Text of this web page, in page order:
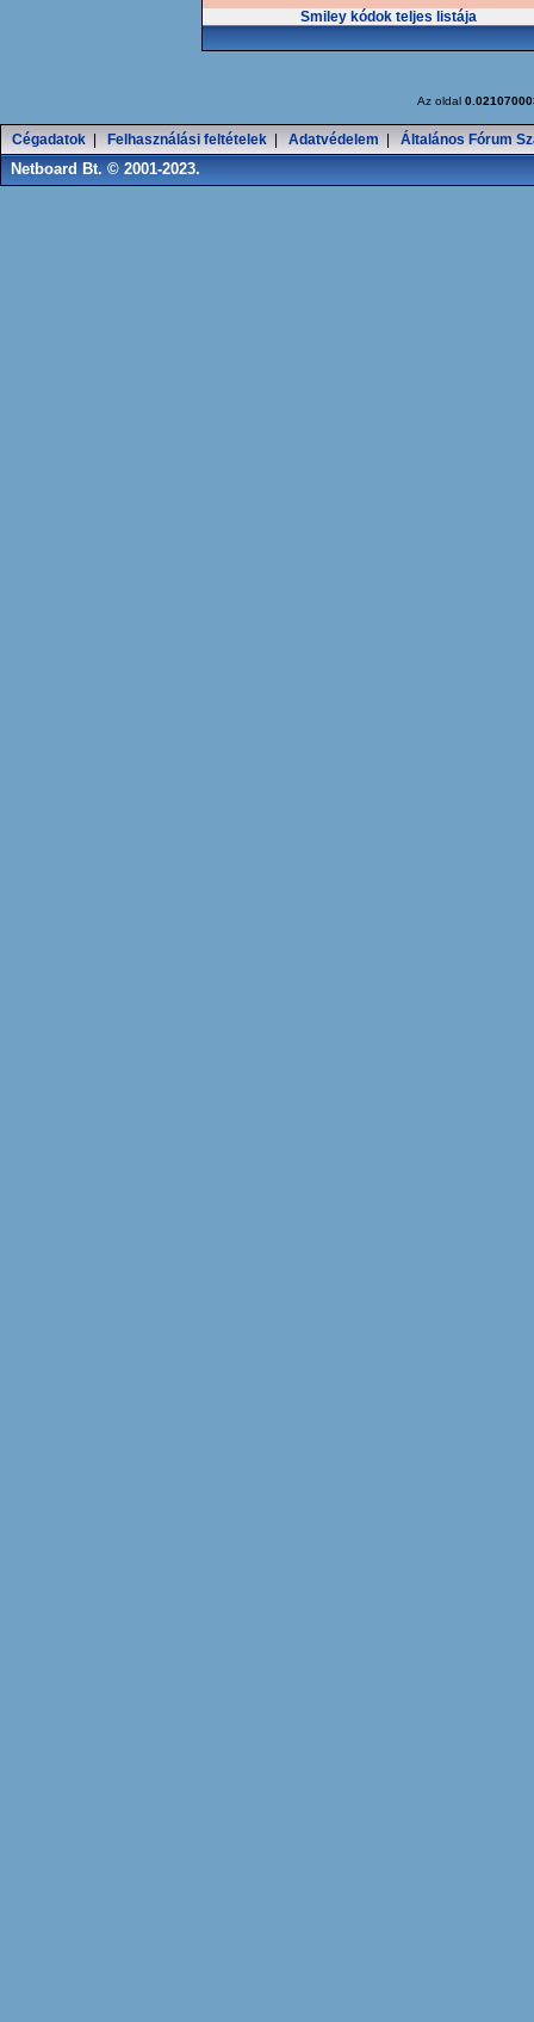
Smiley kódok teljes listája
Az oldal
Cégadatok Felhasználási feltételek Adatvédelem Általános Fórum
Netboard Bt. © 2001-2023.